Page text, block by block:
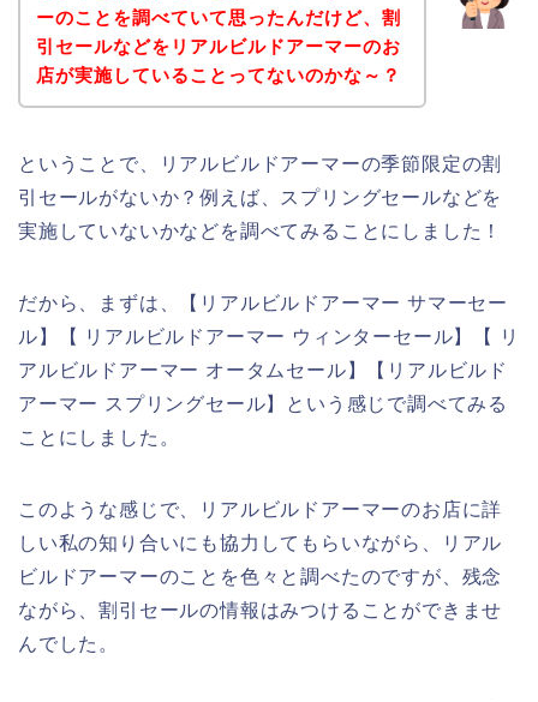
ーのことを調べていて思ったんだけど、割
引セールなどをリアルビルドアーマーのお
店が実施していることってないのかな～？
ということで、リアルビルドアーマーの季節限定の割
引セールがないか？例えば、スプリングセールなどを
実施していないかなどを調べてみることにしました！
だから、まずは、【リアルビルドアーマー サマーセー
ル】【 リアルビルドアーマー ウィンターセール】【 リ
アルビルドアーマー オータムセール】【リアルビルド
アーマー スプリングセール】という感じで調べてみる
ことにしました。
このような感じで、リアルビルドアーマーのお店に詳
しい私の知り合いにも協力してもらいながら、リアル
ビルドアーマーのことを色々と調べたのですが、残念
ながら、割引セールの情報はみつけることができませ
んでした。